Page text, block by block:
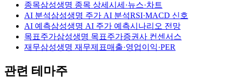
종목삼성생명 종목 상세 시세·뉴스·차트
AI 분석삼성생명 주가 AI 분석RSI·MACD 신호
AI 예측삼성생명 AI 주가 예측시나리오 전망
목표주가삼성생명 목표주가증권사 컨센서스
재무삼성생명 재무제표매출·영업이익·PER
관련 테마주